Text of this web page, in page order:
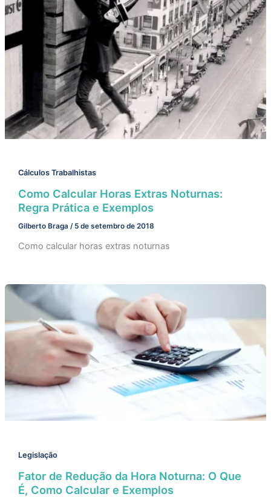
Cálculos Trabalhistas
Como Calcular Horas Extras Noturnas:
Regra Prática e Exemplos
Gilberto Braga / 5 de setembro de 2018
Como calcular horas extras noturnas
Legislação
Fator de Redução da Hora Noturna: O Que
É, Como Calcular e Exemplos